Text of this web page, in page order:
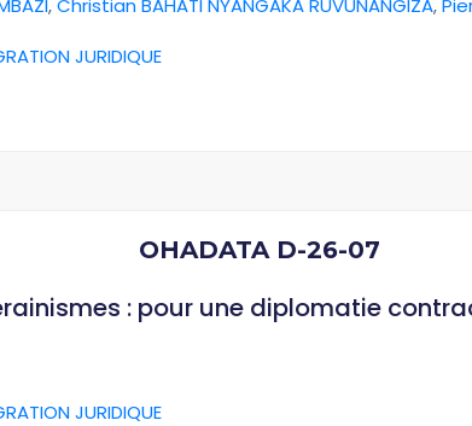
,Christian BAHATI NYANGAKA RUVUNANGIZA,
JURIDIQUE
OHADATA D-26-07
: pour une diplomatie
JURIDIQUE